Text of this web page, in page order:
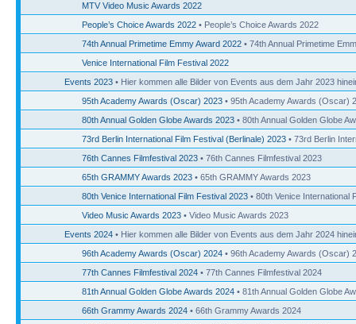
MTV Video Music Awards 2022
People’s Choice Awards 2022 • People’s Choice Awards 2022
74th Annual Primetime Emmy Award 2022 • 74th Annual Primetime
Venice International Film Festival 2022
Events 2023 • Hier kommen alle Bilder von Events aus dem Jahr 2023
95th Academy Awards (Oscar) 2023 • 95th Academy Awards (Oscar)
80th Annual Golden Globe Awards 2023 • 80th Annual Golden Globe
73rd Berlin International Film Festival (Berlinale) 2023 • 73rd Berlin
76th Cannes Filmfestival 2023 • 76th Cannes Filmfestival 2023
65th GRAMMY Awards 2023 • 65th GRAMMY Awards 2023
80th Venice International Film Festival 2023 • 80th Venice International
Video Music Awards 2023 • Video Music Awards 2023
Events 2024 • Hier kommen alle Bilder von Events aus dem Jahr 2024
96th Academy Awards (Oscar) 2024 • 96th Academy Awards (Oscar)
77th Cannes Filmfestival 2024 • 77th Cannes Filmfestival 2024
81th Annual Golden Globe Awards 2024 • 81th Annual Golden Globe
66th Grammy Awards 2024 • 66th Grammy Awards 2024